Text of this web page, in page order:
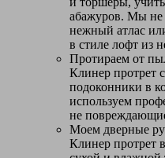
абажуров. Мы не
нежный атлас
в стиле лофт из
Протираем от
Клинер протрет
подоконники в
используем
не
Моем дверные
Клинер протрет